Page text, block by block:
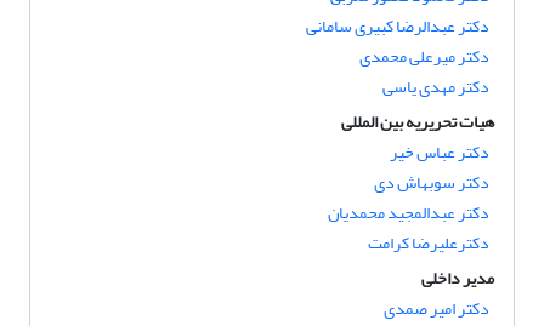
دکتر عبدالرضا کبیری سامانی
دکتر میرعلی محمدی
دکتر مهدی یاسی
هیات تحریریه بین المللی
دکتر عباس خیر
دکتر سوبهاش دی
دکتر عبدالمجید محمدیان
دکترعلیرضا کرامت
مدیر داخلی
دکتر امیر صمدی